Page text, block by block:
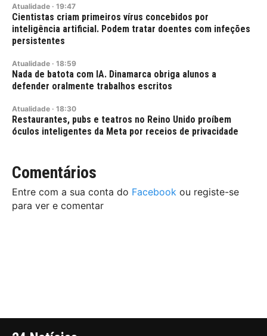
Atualidade · 19:47
Cientistas criam primeiros vírus concebidos por
inteligência artificial. Podem tratar doentes com infeções
persistentes
Atualidade · 18:59
Nada de batota com IA. Dinamarca obriga alunos a
defender oralmente trabalhos escritos
Atualidade · 18:30
Restaurantes, pubs e teatros no Reino Unido proíbem
óculos inteligentes da Meta por receios de privacidade
Comentários
Entre com a sua conta do Facebook ou registe-se
para ver e comentar